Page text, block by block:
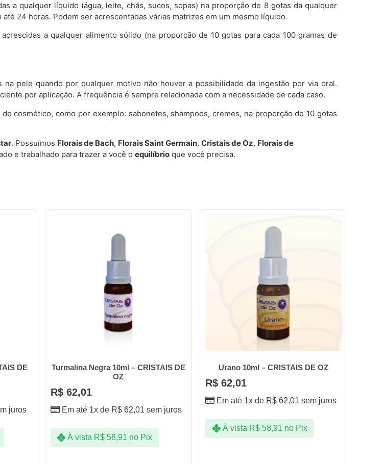
a qualquer líquido (água, leite, chás, sucos, sopas) na proporção de 8 gotas da qualquer
24 horas. Podem ser acrescentadas várias matrizes em um mesmo líquido.
a qualquer alimento sólido (na proporção de 10 gotas para cada 100 gramas de
pele quando por qualquer motivo não houver a possibilidade da ingestão por via oral.
por aplicação. A frequência é sempre relacionada com a necessidade de cada caso.
cosmético, como por exemplo: sabonetes, shampoos, cremes, na proporção de 10 gotas
. Possuímos Florais de Bach, Florais Saint Germain, Cristais de Oz, Florais de
e trabalhado para trazer a você o equilíbrio que você precisa.
DE
juros
Turmalina Negra 10ml – CRISTAIS DE
OZ
R$62,01
Em até 1x de R$62,01 sem juros
À vista R$ 58,91 no Pix
Urano 10ml – CRISTAIS DE OZ
R$ 62,01
Em até 1x de R$ 62,01 sem juros
À vista R$58,91 no Pix